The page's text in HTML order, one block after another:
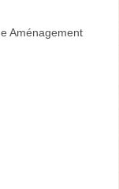
Aménagement